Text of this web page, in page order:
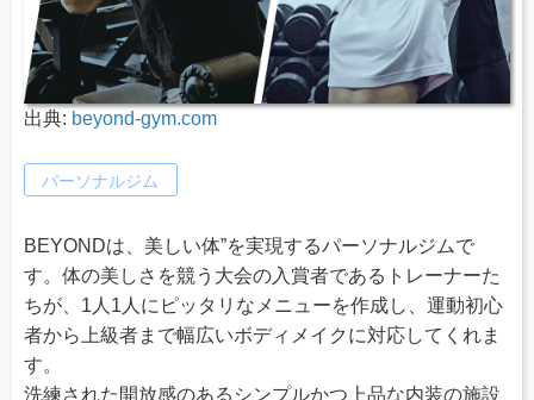
出典: beyond-gym.com
パーソナルジム
BEYONDは、美しい体”を実現するパーソナルジムで
す。体の美しさを競う大会の入賞者であるトレーナーた
ちが、1人1人にピッタリなメニューを作成し、運動初心
者から上級者まで幅広いボディメイクに対応してくれま
す。
洗練された開放感のあるシンプルかつ上品な内装の施設